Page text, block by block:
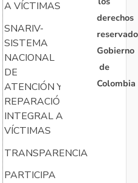
A VÍCTIMAS
SNARIV-
SISTEMA
NACIONAL
DE
ATENCIÓN Y
REPARACIÓN
INTEGRAL A
VÍCTIMAS
TRANSPARENCIA
PARTICIPA
derechos
Gobierno
de
Colombia